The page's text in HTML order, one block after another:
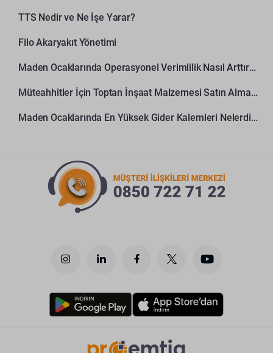
TTS Nedir ve Ne İşe Yarar?
Filo Akaryakıt Yönetimi
Maden Ocaklarında Operasyonel Verimlilik Nasıl Arttırılır?
Müteahhitler İçin Toptan İnşaat Malzemesi Satın Alma Rehberi
Maden Ocaklarında En Yüksek Gider Kalemleri Nelerdir?